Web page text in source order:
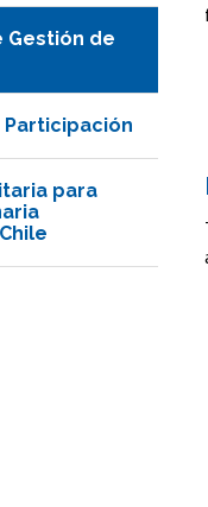
Gestión de
Participación
para